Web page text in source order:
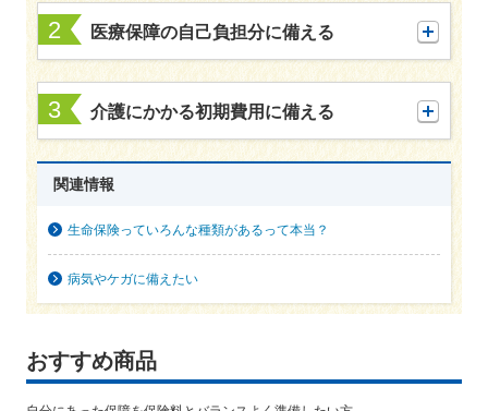
2 医療保障の自己負担分に備える
3 介護にかかる初期費用に備える
関連情報
生命保険っていろんな種類があるって本当？
病気やケガに備えたい
おすすめ商品